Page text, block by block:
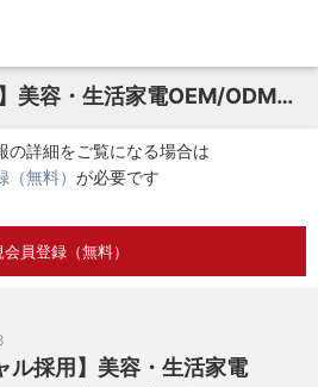
【ポテンシャル採用】美容・生活家電OEM/ODMメーカー|開発プロダクトマネージャー（PM）
の詳細をご覧になる場合は
（無料） が必要です
会員登録（無料）
ル採用】美容・生活家電